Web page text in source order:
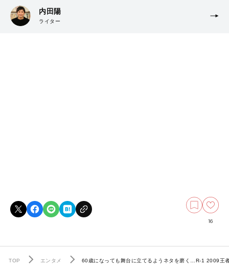
内田陽
ライター
16
TOP エンタメ 60歳になっても舞台に立てるようネタを磨く…R-1 2009王